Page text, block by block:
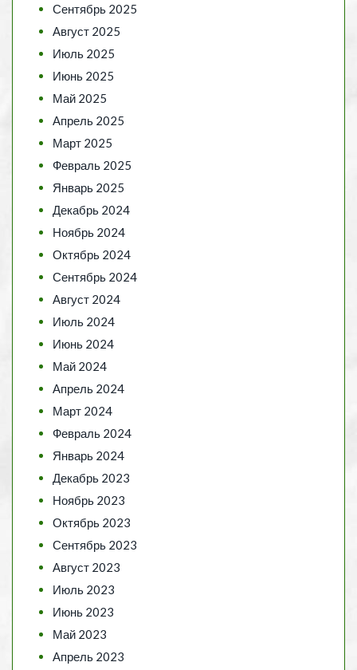
Сентябрь 2025
Август 2025
Июль 2025
Июнь 2025
Май 2025
Апрель 2025
Март 2025
Февраль 2025
Январь 2025
Декабрь 2024
Ноябрь 2024
Октябрь 2024
Сентябрь 2024
Август 2024
Июль 2024
Июнь 2024
Май 2024
Апрель 2024
Март 2024
Февраль 2024
Январь 2024
Декабрь 2023
Ноябрь 2023
Октябрь 2023
Сентябрь 2023
Август 2023
Июль 2023
Июнь 2023
Май 2023
Апрель 2023